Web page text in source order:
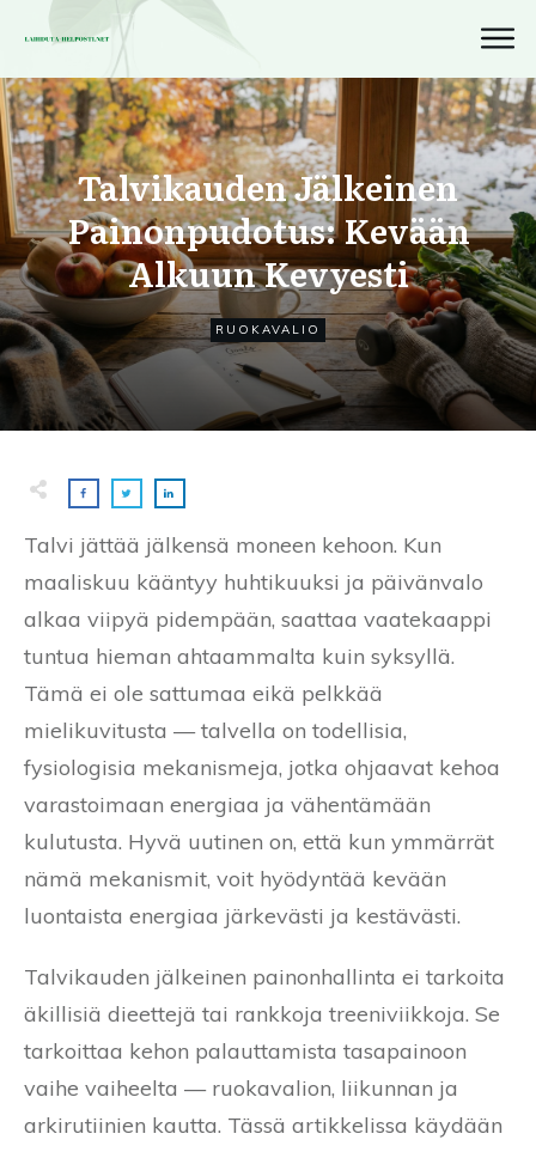
Talvikauden Jälkeinen
Painonpudotus: Kevään
Alkuun Kevyesti
RUOKAVALIO
Talvi jättää jälkensä moneen kehoon. Kun
maaliskuu kääntyy huhtikuuksi ja päivänvalo
alkaa viipyä pidempään, saattaa vaatekaappi
tuntua hieman ahtaammalta kuin syksyllä.
Tämä ei ole sattumaa eikä pelkkää
mielikuvitusta — talvella on todellisia,
fysiologisia mekanismeja, jotka ohjaavat kehoa
varastoimaan energiaa ja vähentämään
kulutusta. Hyvä uutinen on, että kun ymmärrät
nämä mekanismit, voit hyödyntää kevään
luontaista energiaa järkevästi ja kestävästi.
Talvikauden jälkeinen painonhallinta ei tarkoita
äkillisiä dieettejä tai rankkoja treeniviikkoja. Se
tarkoittaa kehon palauttamista tasapainoon
vaihe vaiheelta — ruokavalion, liikunnan ja
arkirutiinien kautta. Tässä artikkelissa käydään